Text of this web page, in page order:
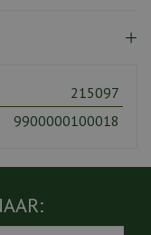
215097
9900000100018